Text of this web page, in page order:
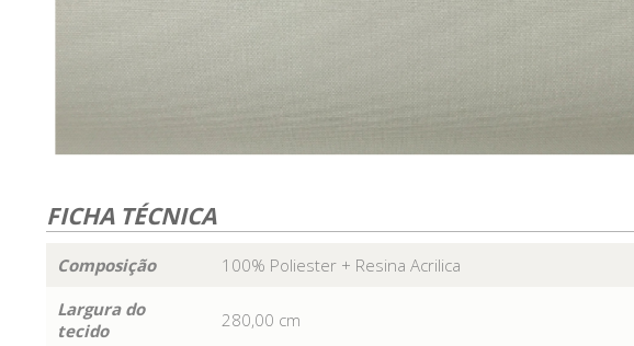
FICHA TÉCNICA
Composição
100% Poliester + Resina Acrilica
Largura do
tecido
280,00 cm